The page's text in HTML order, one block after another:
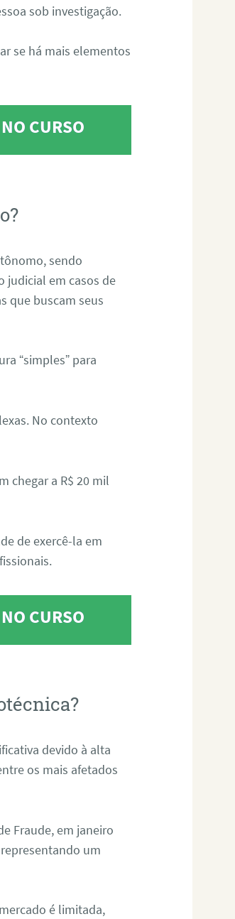
sob investigação.
se há mais elementos
CURSO
sendo
em casos de
que buscam seus
“simples” para
No contexto
chegar a R$ 20 mil
de exercê-la em
CURSO
devido à alta
os mais afetados
Fraude, em janeiro
um
é limitada,